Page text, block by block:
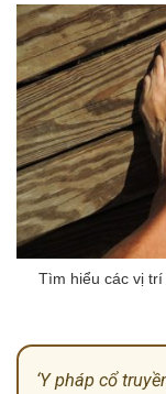
Tìm hiểu các vị
‘Y pháp cổ